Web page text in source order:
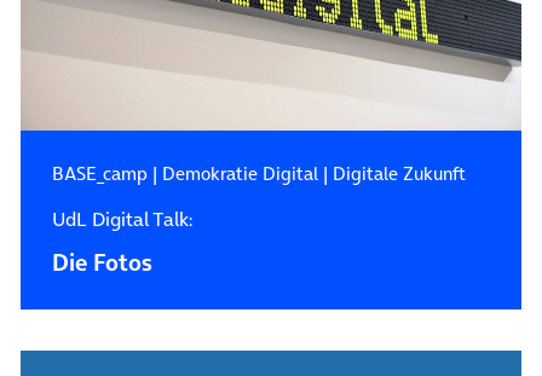
BASE_camp | Demokratie Digital| Digitale Zukunft
UdL Digital Talk:
Die Fotos